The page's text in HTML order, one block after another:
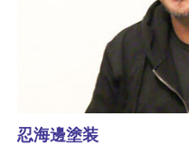
忍海邊塗装